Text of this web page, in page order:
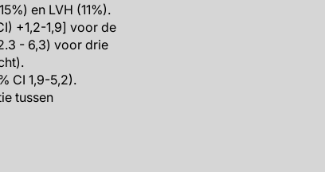
en LVH (11%).
+1,2-1,9] voor de
- 6,3) voor drie
CI 1,9-5,2).
tussen